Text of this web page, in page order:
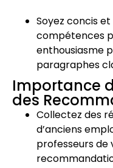
Soyez concis
compétences
enthousiasme
paragraphes
Importance
des
Collectez des
d’anciens
professeurs de